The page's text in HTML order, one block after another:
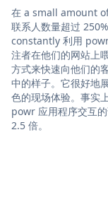
在 a small amount
联系人数量超过
constantly 利用
注者在他们的网站上
方式来快速向他们的
中的样子。它很好地
色的现场体验。事实
powr 应用程序交互
2.5 倍。